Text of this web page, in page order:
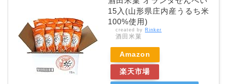
15入(山形県庄内産うるち米
100%使用)
created by Rinker
酒田米菓
Amazon
楽天市場